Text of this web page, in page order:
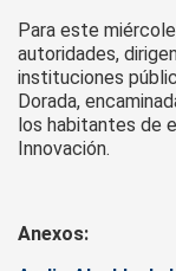
Para este
autoridades,
instituciones
Dorada,
los habitantes de
Innovación.
Anexos: